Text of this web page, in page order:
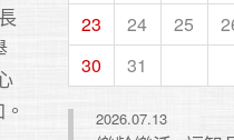
23
24 25
30
31
2026.07.13